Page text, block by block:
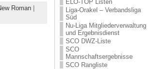
Roman|
ELO-TOP Listen
Liga-Orakel – Verbandsliga
Süd
Nu-Liga Mitgliederverwaltung
und Ergebnisdienst
SCO DWZ-Liste
SCO
Mannschaftsergebnisse
SCO Rangliste